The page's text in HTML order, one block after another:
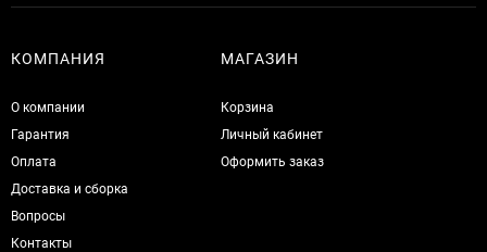
КОМПАНИЯ
О компании
Гарантия
Оплата
Доставка и сборка
Вопросы
Контакты
МАГАЗИН
Корзина
Личный кабинет
Оформить заказ